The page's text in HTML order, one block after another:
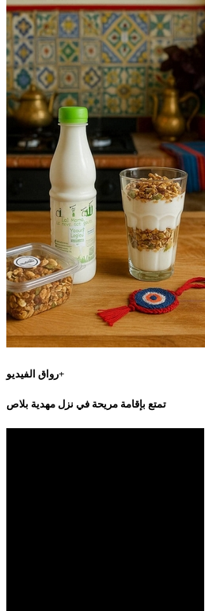
رواق الفيديو+
تمتع بإقامة مريحة في نزل مهدية بلاص